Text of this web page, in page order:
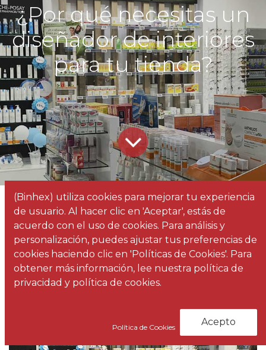
¿Por qué necesitas un
diseñador de interiores
para tu tienda?
Todos
los
blogs
Noticias
¿Por qué necesitas un diseñador de interiores para tu tienda?
(Binhex) utiliza cookies para mejorar tu experiencia
de usuario. Al hacer clic en 'Aceptar', estás de
acuerdo con el uso de cookies. Para análisis y
personalización, puedes ajustar tus preferencias de
cookies haciendo clic en 'Políticas de Cookies'. Para
obtener más información, lee nuestra política de
privacidad y política de cookies.
Política de Cookies Acepto